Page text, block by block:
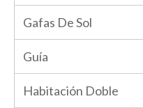
Gafas De Sol
Guía
Habitación Doble